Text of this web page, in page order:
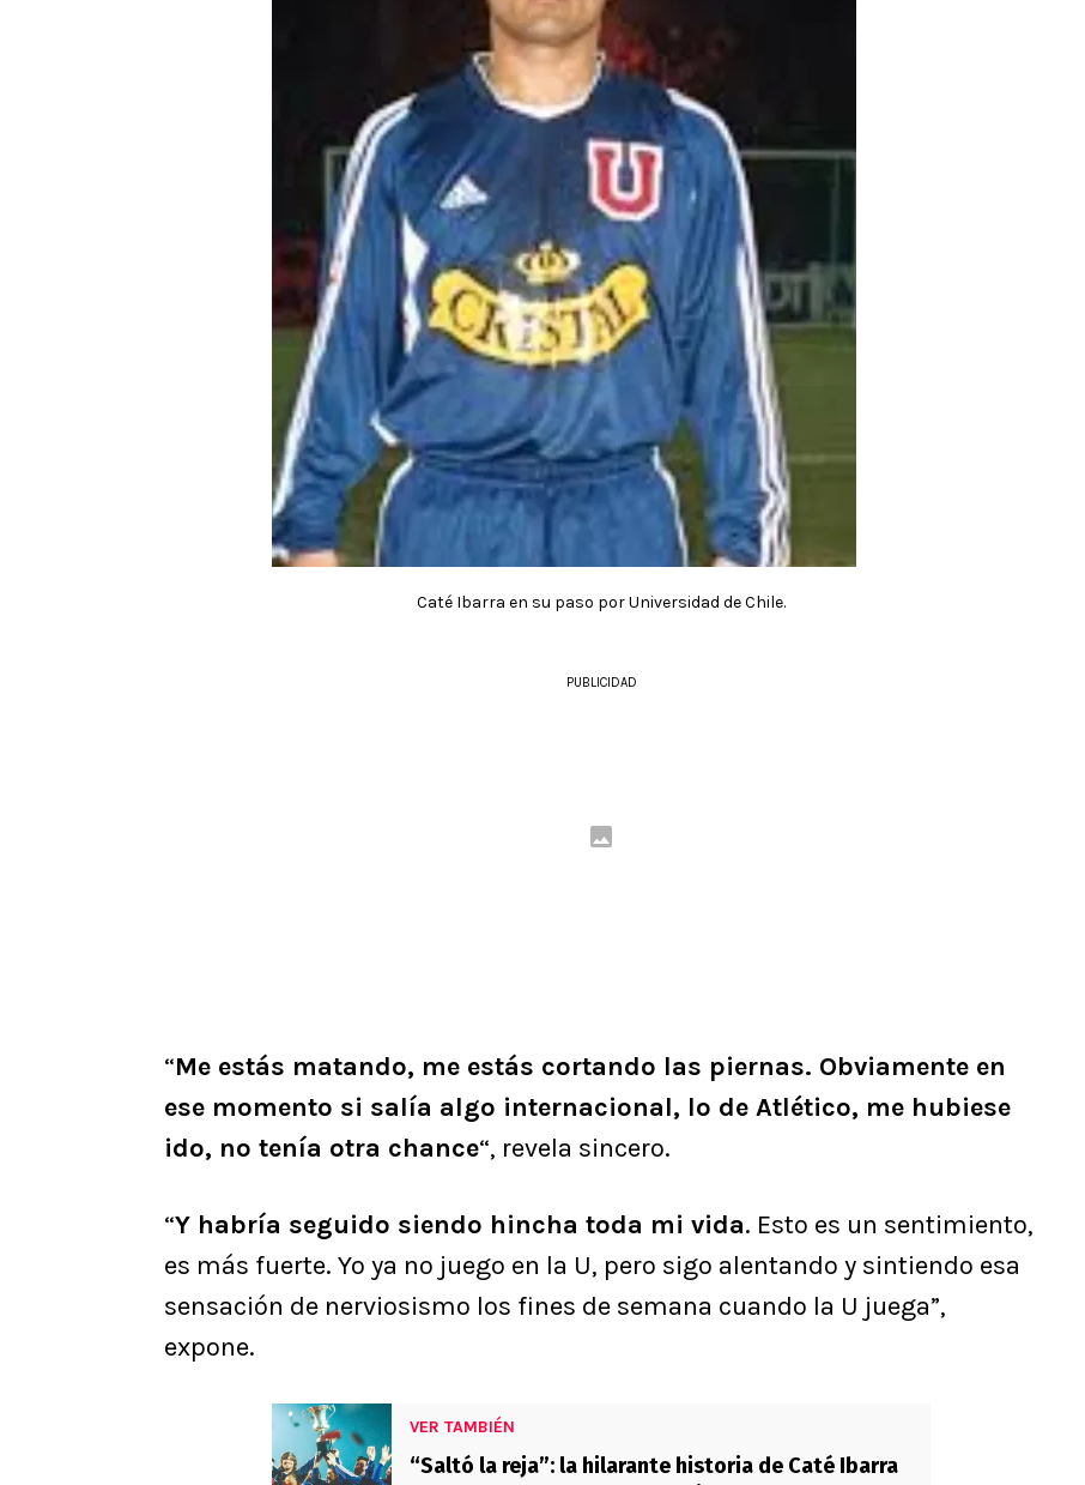
Caté Ibarra en su paso por Universidad de Chile.
PUBLICIDAD
“Me estás matando, me estás cortando las piernas. Obviamente en
ese momento si salía algo internacional, lo de Atlético, me hubiese
ido, no tenía otra chance“, revela sincero.
“Y habría seguido siendo hincha toda mi vida. Esto es un sentimiento,
es más fuerte. Yo ya no juego en la U, pero sigo alentando y sintiendo esa
sensación de nerviosismo los fines de semana cuando la U juega”,
expone.
VER TAMBIÉN
“Saltó la reja”: la hilarante historia de Caté Ibarra